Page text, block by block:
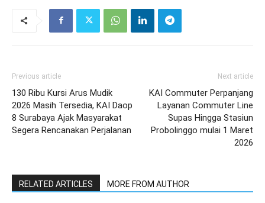
Previous article
130 Ribu Kursi Arus Mudik
2026 Masih Tersedia, KAI Daop
8 Surabaya Ajak Masyarakat
Segera Rencanakan Perjalanan
Next article
KAI Commuter Perpanjang
Layanan Commuter Line
Supas Hingga Stasiun
Probolinggo mulai 1 Maret
2026
RELATED ARTICLES MORE FROM AUTHOR